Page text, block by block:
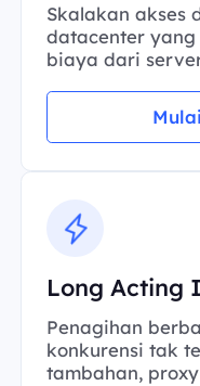
Skalakan akses
datacenter
biaya dari
Long Acting
Penagihan
konkurensi tak
tambahan,